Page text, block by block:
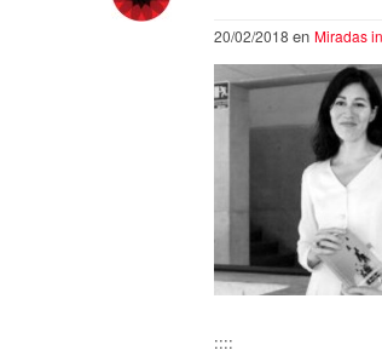
20/02/2018 en Miradas
::::